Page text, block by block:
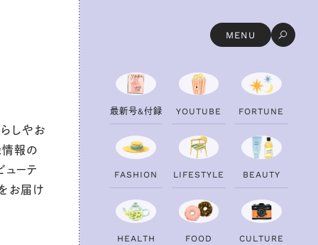
MENU
しやお
情報の
ューテ
お届け
最新号&付録 YOUTU B E FORTU N E
FAS H ION LI FESTYLE B EAUTY
H EALTH FOOD CU LTU RE